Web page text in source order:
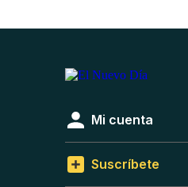
Mi cuenta
Suscríbete